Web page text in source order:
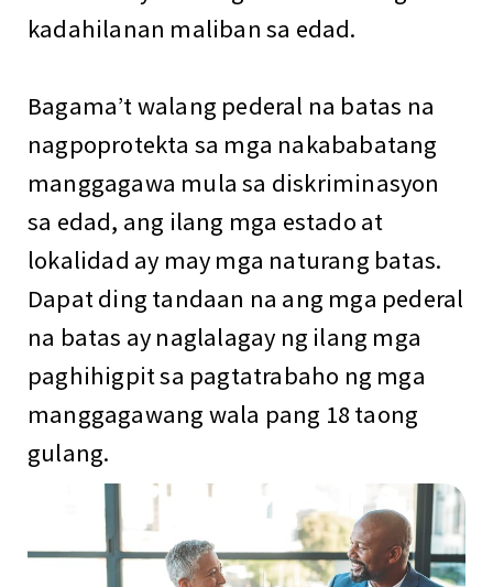
kadahilanan maliban sa edad.
Bagama’t walang pederal na batas na
nagpoprotekta sa mga nakababatang
manggagawa mula sa diskriminasyon
sa edad, ang ilang mga estado at
lokalidad ay may mga naturang batas.
Dapat ding tandaan na ang mga pederal
na batas ay naglalagay ng ilang mga
paghihigpit sa pagtatrabaho ng mga
manggagawang wala pang 18 taong
gulang.